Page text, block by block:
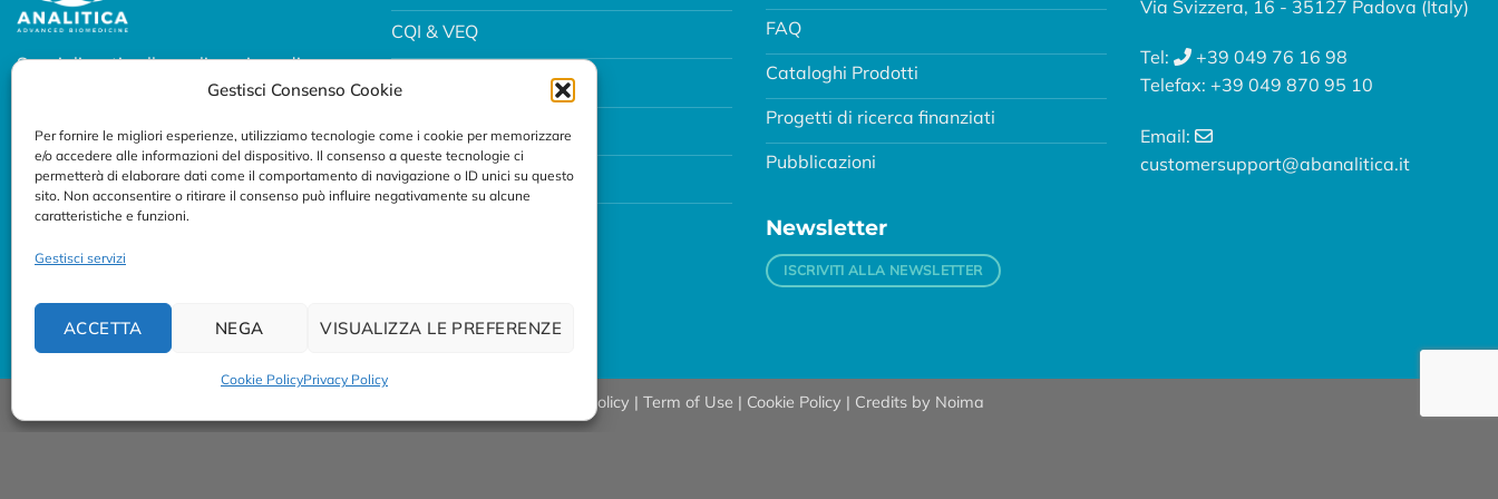
Gestisci Consenso Cookie
Per fornire le migliori esperienze, utilizziamo tecnologie come i cookie per memorizzare
e/o accedere alle informazioni del dispositivo. Il consenso a queste tecnologie ci
permetterà di elaborare dati come il comportamento di navigazione o ID unici su questo
sito. Non acconsentire o ritirare il consenso può influire negativamente su alcune
caratteristiche e funzioni.
Gestisci servizi
ACCETTA NEGA VISUALIZZA LE PREFERENZE
Cookie PolicyPrivacy Policy
Specializzati nella realizzazione di
soluzioni diagnostiche per uso
Seguici su:
CQI & VEQ
Biobanking
Fertility e PMA
Breath Test
FAQ
Cataloghi Prodotti
Progetti di ricerca finanziati
Pubblicazioni
Newsletter
ISCRIVITI ALLA NEWSLETTER
Via Svizzera, 16 - 35127 Padova (Italy)
Tel:
+39 049 76 16 98
Telefax: +39 049 870 95 10
Email:
customersupport@abanalitica.it
Privacy Policy | Term of Use | Cookie Policy | Credits by Noima